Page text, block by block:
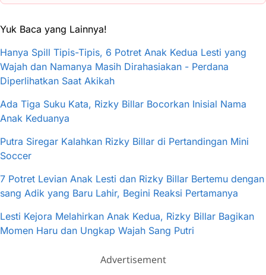
Yuk Baca yang Lainnya!
Hanya Spill Tipis-Tipis, 6 Potret Anak Kedua Lesti yang
Wajah dan Namanya Masih Dirahasiakan - Perdana
Diperlihatkan Saat Akikah
Ada Tiga Suku Kata, Rizky Billar Bocorkan Inisial Nama
Anak Keduanya
Putra Siregar Kalahkan Rizky Billar di Pertandingan Mini
Soccer
7 Potret Levian Anak Lesti dan Rizky Billar Bertemu dengan
sang Adik yang Baru Lahir, Begini Reaksi Pertamanya
Lesti Kejora Melahirkan Anak Kedua, Rizky Billar Bagikan
Momen Haru dan Ungkap Wajah Sang Putri
Advertisement